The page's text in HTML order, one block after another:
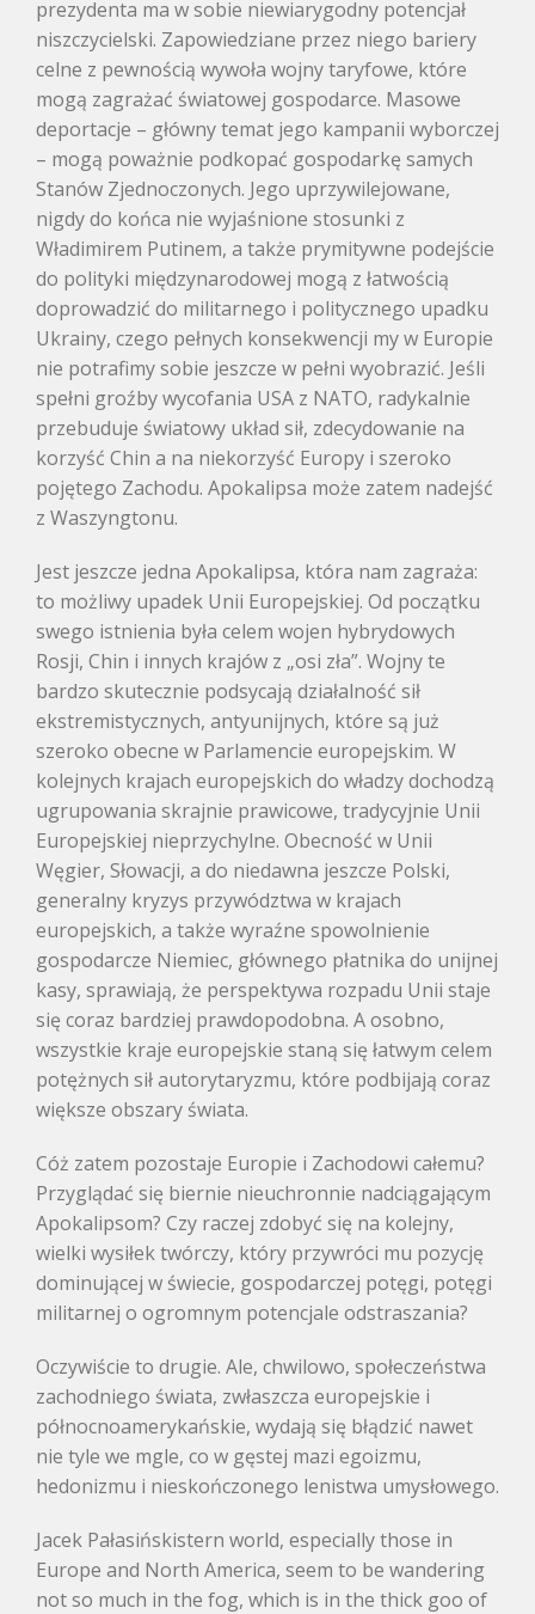
prezydenta ma w sobie niewiarygodny potencjał
niszczycielski. Zapowiedziane przez niego bariery
celne z pewnością wywoła wojny taryfowe, które
mogą zagrażać światowej gospodarce. Masowe
deportacje – główny temat jego kampanii wyborczej
– mogą poważnie podkopać gospodarkę samych
Stanów Zjednoczonych. Jego uprzywilejowane,
nigdy do końca nie wyjaśnione stosunki z
Władimirem Putinem, a także prymitywne podejście
do polityki międzynarodowej mogą z łatwością
doprowadzić do militarnego i politycznego upadku
Ukrainy, czego pełnych konsekwencji my w Europie
nie potrafimy sobie jeszcze w pełni wyobrazić. Jeśli
spełni groźby wycofania USA z NATO, radykalnie
przebuduje światowy układ sił, zdecydowanie na
korzyść Chin a na niekorzyść Europy i szeroko
pojętego Zachodu. Apokalipsa może zatem nadejść
z Waszyngtonu.
Jest jeszcze jedna Apokalipsa, która nam zagraża:
to możliwy upadek Unii Europejskiej. Od początku
swego istnienia była celem wojen hybrydowych
Rosji, Chin i innych krajów z „osi zła”. Wojny te
bardzo skutecznie podsycają działalność sił
ekstremistycznych, antyunijnych, które są już
szeroko obecne w Parlamencie europejskim. W
kolejnych krajach europejskich do władzy dochodzą
ugrupowania skrajnie prawicowe, tradycyjnie Unii
Europejskiej nieprzychylne. Obecność w Unii
Węgier, Słowacji, a do niedawna jeszcze Polski,
generalny kryzys przywództwa w krajach
europejskich, a także wyraźne spowolnienie
gospodarcze Niemiec, głównego płatnika do unijnej
kasy, sprawiają, że perspektywa rozpadu Unii staje
się coraz bardziej prawdopodobna. A osobno,
wszystkie kraje europejskie staną się łatwym celem
potężnych sił autorytaryzmu, które podbijają coraz
większe obszary świata.
Cóż zatem pozostaje Europie i Zachodowi całemu?
Przyglądać się biernie nieuchronnie nadciągającym
Apokalipsom? Czy raczej zdobyć się na kolejny,
wielki wysiłek twórczy, który przywróci mu pozycję
dominującej w świecie, gospodarczej potęgi, potęgi
militarnej o ogromnym potencjale odstraszania?
Oczywiście to drugie. Ale, chwilowo, społeczeństwa
zachodniego świata, zwłaszcza europejskie i
północnoamerykańskie, wydają się błądzić nawet
nie tyle we mgle, co w gęstej mazi egoizmu,
hedonizmu i nieskończonego lenistwa umysłowego.
Jacek Pałasińskistern world, especially those in
Europe and North America, seem to be wandering
not so much in the fog, which is in the thick goo of